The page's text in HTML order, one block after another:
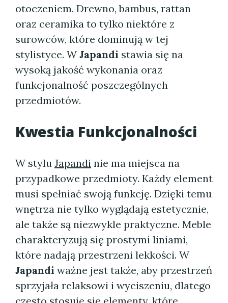
otoczeniem. Drewno, bambus, rattan
oraz ceramika to tylko niektóre z
surowców, które dominują w tej
stylistyce. WJapandi stawia się na
wysoką jakość wykonania oraz
funkcjonalność poszczególnych
przedmiotów.
Kwestia Funkcjonalności
W stylu Japandi nie ma miejsca na
przypadkowe przedmioty. Każdy element
musi spełniać swoją funkcję. Dzięki temu
wnętrza nie tylko wyglądają estetycznie,
ale także są niezwykle praktyczne. Meble
charakteryzują się prostymi liniami,
które nadają przestrzeni lekkości. W
Japandi ważne jest także, aby przestrzeń
sprzyjała relaksowi i wyciszeniu, dlatego